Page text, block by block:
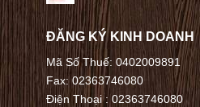
ĐĂNG KÝ KINH DOANH
Mã Số Thuế: 0402009891
Fax: 02363746080
Điện Thoại :02363746080